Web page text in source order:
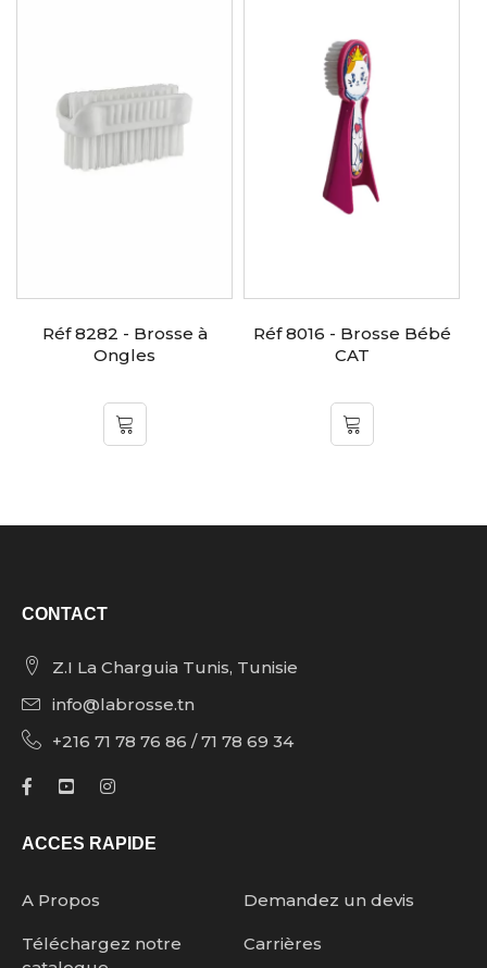
Réf 8282 - Brosse à
Ongles
Réf 8016 - Brosse Bébé
CAT
CONTACT
Z.I La Charguia Tunis, Tunisie
info@labrosse.tn
+216 71 78 76 86 / 71 78 69 34
ACCES RAPIDE
A Propos Demandez un devis
Téléchargez notre
Carrières